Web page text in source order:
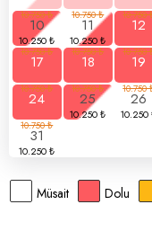
10 11 12
17
18 19
24
25 26
31
Müsait Dolu